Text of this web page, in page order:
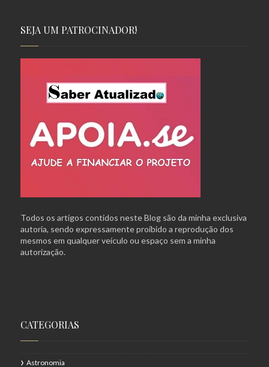
SEJA UM PATROCINADOR!
Todos os artigos contidos neste Blog são da minha exclusiva
autoria, sendo expressamente proibido a reprodução dos
mesmos em qualquer veículo ou espaço sem a minha
autorização.
CATEGORIAS
Astronomia